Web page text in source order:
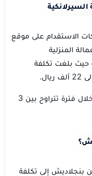
الاستقدام على موقع
المنزلية
حيث بلغت تكلفة
مع ضرورة إنهاء إجراءات الاستقدام خلال فترة تتراوح بين 3
بنجلاديش إلى تكلفة